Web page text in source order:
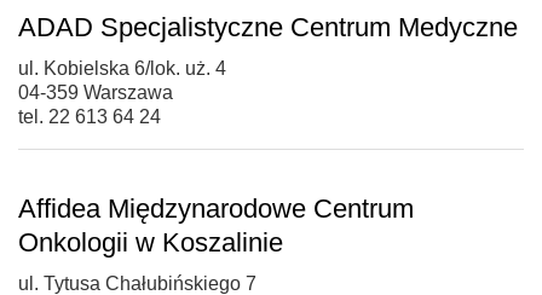
ADAD Specjalistyczne Centrum Medyczne
ul. Kobielska 6/lok. uż. 4
04-359 Warszawa
tel. 22 613 64 24
Affidea Międzynarodowe Centrum
Onkologii w Koszalinie
ul. Tytusa Chałubińskiego 7